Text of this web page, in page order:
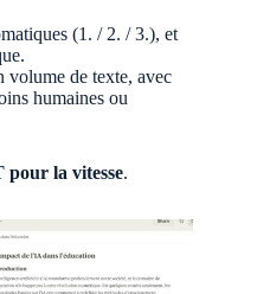
(1. / 2. / 3.), et
volume de texte, avec
humaines ou
la vitesse.